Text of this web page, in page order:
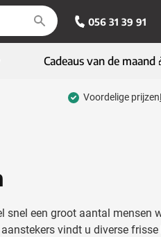
056 31 39 91
Cadeaus van de maand
Voordelige prijzen
een groot aantal mensen
vindt u diverse frisse